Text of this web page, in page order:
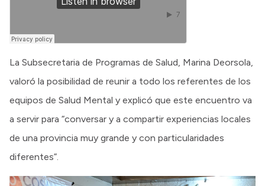
La Subsecretaria de Programas de Salud, Marina Deorsola,
valoró la posibilidad de reunir a todo los referentes de los
equipos de Salud Mental y explicó que este encuentro va
a servir para “conversar y a compartir experiencias locales
de una provincia muy grande y con particularidades
diferentes”.